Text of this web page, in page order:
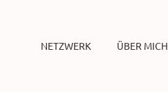
NETZWERK ÜBER MICH